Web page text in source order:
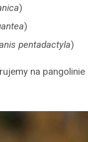
)
)
pentadactyla)
na pangolinie